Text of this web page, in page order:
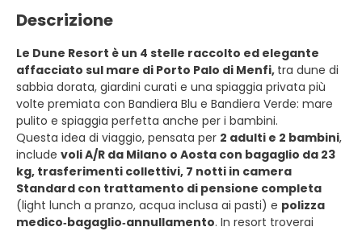
Descrizione
Le Dune Resort è un 4 stelle raccolto ed elegante
affacciato sul mare di Porto Palo di Menfi, tra dune di
sabbia dorata, giardini curati e una spiaggia privata più
volte premiata con Bandiera Blu e Bandiera Verde: mare
pulito e spiaggia perfetta anche per i bambini.
Questa idea di viaggio, pensata per 2 adulti e 2 bambini,
include voli A/R da Milano o Aosta con bagaglio da 23
kg, trasferimenti collettivi, 7 notti in camera
Standard con trattamento di pensione completa
(light lunch a pranzo, acqua inclusa ai pasti) e polizza
medico‑bagaglio‑annullamento. In resort troverai